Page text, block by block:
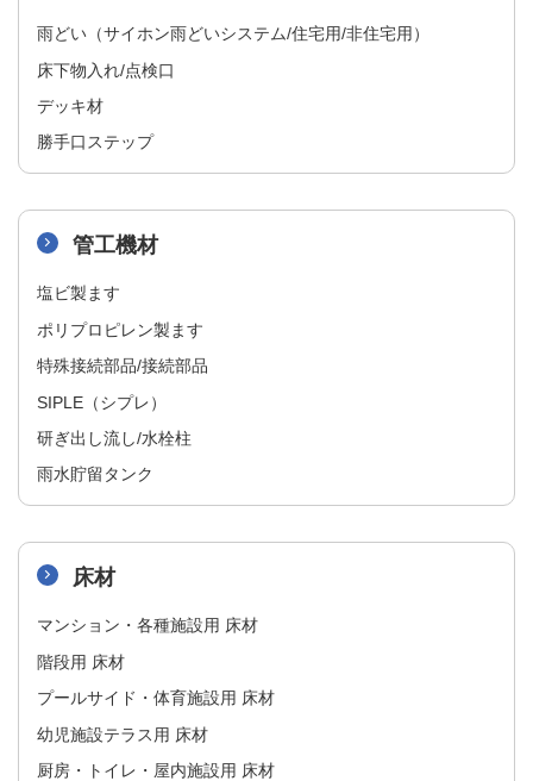
雨どい（サイホン雨どいシステム/住宅用/非住宅用）
床下物入れ/点検口
デッキ材​
勝手口ステップ
管工機材
塩ビ製ます​
ポリプロピレン製ます​
特殊接続部品/接続部品​
SIPLE（シプレ）
研ぎ出し流し/水栓柱​
雨水貯留タンク
床材
マンション・各種施設用 床材​
階段用 床材​
プールサイド・体育施設用 床材​
幼児施設テラス用 床材​
厨房・トイレ・屋内施設用 床材